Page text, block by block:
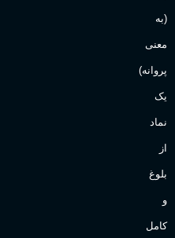
(به
معنی
پروانه)
یک
نماد
از
بلوغ
و
کامل